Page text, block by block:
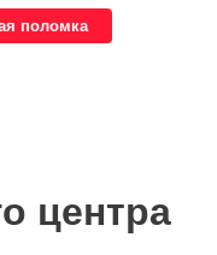
поломка
центра